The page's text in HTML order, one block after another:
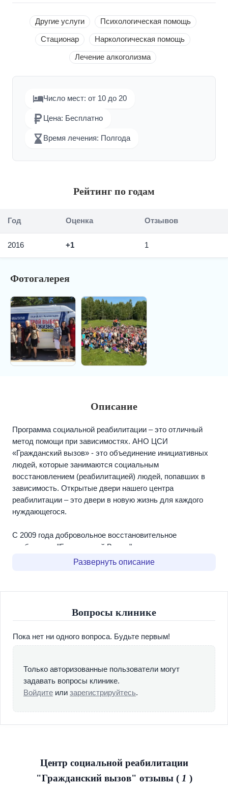
Другие услуги Психологическая помощь
Стационар Наркологическая помощь
Лечение алкоголизма
Число мест: от 10 до 20
Цена: Бесплатно
Время лечения: Полгода
Рейтинг по годам
Год Оценка Отзывов
2016 +1 1
Фотогалерея
Описание
Программа социальной реабилитации – это отличный
метод помощи при зависимостях. АНО ЦСИ
«Гражданский вызов» - это объединение инициативных
людей, которые занимаются социальным
восстановлением (реабилитацией) людей, попавших в
зависимость. Открытые двери нашего центра
реабилитации – это двери в новую жизнь для каждого
нуждающегося.
С 2009 года добровольное восстановительное
сообщество "Гражданский Вызов" оказывает помощь
алкозависимым и наркозависимым, которые не имеют
На восстановление к нам приезжают зависимые из
получают свободу от вредных привычек и возвращаются
эффективности нашей программы без медикаментозного
социального восстановления.
Реабилитация наркозависимых - это болезненный
процесс, который требует от родственников
наркомана в платный наркологический
реабилитационный центр.
Развернуть описание
Вопросы клинике
Пока нет ни одного вопроса. Будьте первым!
Только авторизованные пользователи могут
задавать вопросы клинике.
Войдите или зарегистрируйтесь.
Центр социальной реабилитации
"Гражданский вызов" отзывы ( 1 )